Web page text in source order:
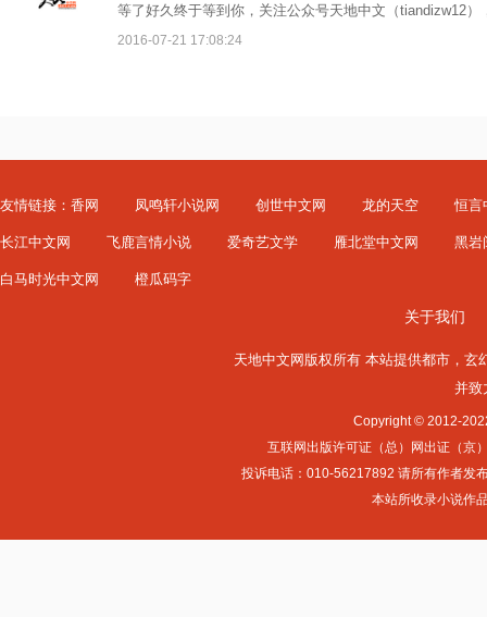
等了好久终于等到你，关注公众号天地中文（tiandizw12）
2016-07-21 17:08:24
友情链接： 香网 凤鸣轩小说网 创世中文网 龙的天空 恒言
长江中文网 飞鹿言情小说 爱奇艺文学 雁北堂中文网 黑岩
白马时光中文网 橙瓜码字
关于我们
天地中文网版权所有 本站提供都市， 玄
并致
Copyright © 2012-
互联网出版许可证（总）网出证（京
投诉电话：010-56217892 请所有作者发
本站所收录小说作